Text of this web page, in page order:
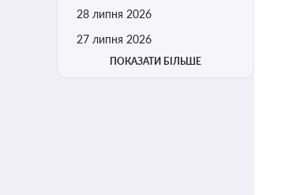
28 липня 2026
27 липня 2026
ПОКАЗАТИ БІЛЬШЕ